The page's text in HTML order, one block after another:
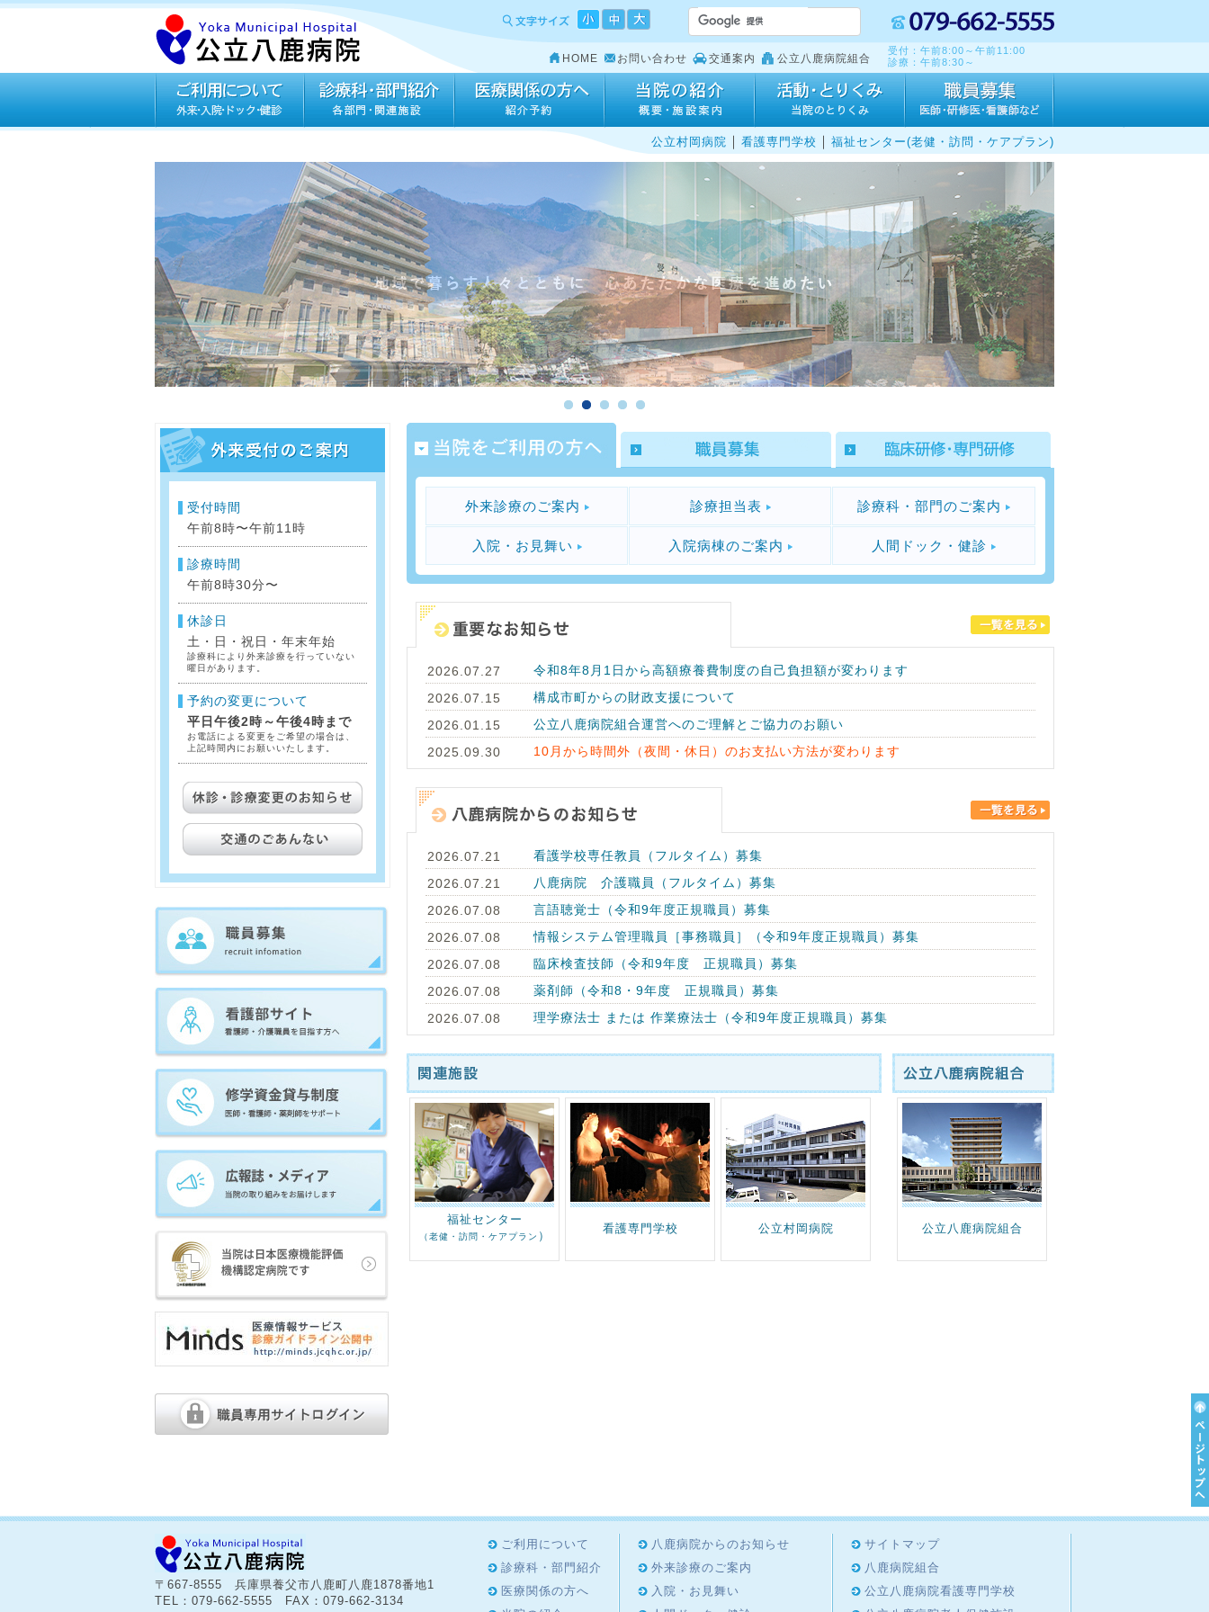
HOME お問い合わせ 交通案内 公立八鹿病院組合
受付：午前8:00～午前11:00
診療：午前8:30～
公立村岡病院 ｜ 看護専門学校 ｜ 福祉センター(老健・訪問・ケアプラン)
外来診療のご案内 診療担当表 診療科・部門のご案内
入院・お見舞い 入院病棟のご案内 人間ドック・健診
2026.07.27
令和8年8月1日から高額療養費制度の自己負担額が変わります
2026.07.15
構成市町からの財政支援について
2026.01.15
公立八鹿病院組合運営へのご理解とご協力のお願い
2025.09.30
10月から時間外（夜間・休日）のお支払い方法が変わります
2026.07.21
看護学校専任教員（フルタイム）募集
2026.07.21
八鹿病院 介護職員（フルタイム）募集
2026.07.08
言語聴覚士（令和9年度正規職員）募集
2026.07.08
情報システム管理職員［事務職員］（令和9年度正規職員）募集
2026.07.08
臨床検査技師（令和9年度 正規職員）募集
2026.07.08
薬剤師（令和8・9年度 正規職員）募集
2026.07.08
理学療法士 または 作業療法士（令和9年度正規職員）募集
福祉センター
（老健・訪問・ケアプラン ）
看護専門学校 公立村岡病院 公立八鹿病院組合
受付時間
午前8時〜午前11時
診療時間
午前8時30分〜
休診日
土・日・祝日・年末年始
診療科により外来診療を行っていない
曜日があります。
予約の変更について
平日午後2時～午後4時まで
お電話による変更をご希望の場合は、
上記時間内にお願いいたします。
〒667-8555 兵庫県養父市八鹿町八鹿1878番地1
TEL：079-662-5555 FAX：079-662-3134
ご利用について
診療科・部門紹介
医療関係の方へ
八鹿病院からのお知らせ
外来診療のご案内
入院・お見舞い
サイトマップ
八鹿病院組合
公立八鹿病院看護専門学校